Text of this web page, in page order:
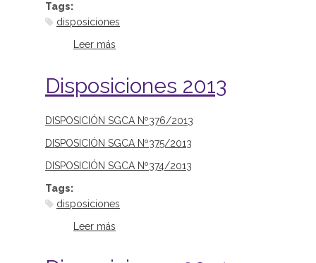
Tags:
disposiciones
Leer más
Disposiciones 2013
DISPOSICIÓN SGCA Nº376/2013
DISPOSICIÓN SGCA Nº375/2013
DISPOSICIÓN SGCA Nº374/2013
Tags:
disposiciones
Leer más